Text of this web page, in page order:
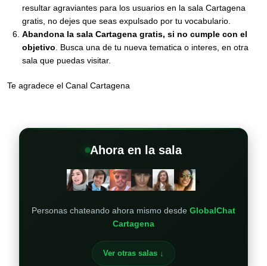
resultar agraviantes para los usuarios en la sala Cartagena
gratis, no dejes que seas expulsado por tu vocabulario.
Abandona la sala Cartagena gratis, si no cumple con el
objetivo . Busca una de tu nueva tematica o interes, en otra
sala que puedas visitar.
Te agradece el Canal Cartagena
Ahora en la sala
Personas chateando ahora mismo desde GlobalChat
Cartagena
Ver otras salas ↓